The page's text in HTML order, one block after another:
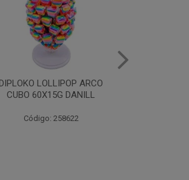
DIPLOKO LOLLIPOP DINO
60X15G DANILLA
Código: 258623